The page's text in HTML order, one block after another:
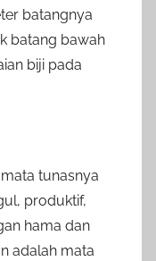
batangnya
batang bawah
biji pada
tunasnya
produktif,
hama dan
adalah mata